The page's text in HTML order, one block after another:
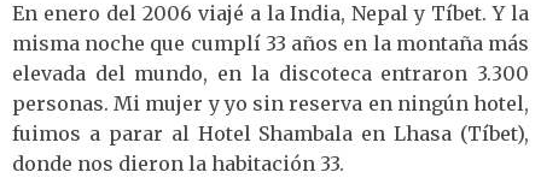
En enero del 2006 viajé a la India, Nepal y Tíbet. Y la
misma noche que cumplí 33 años en la montaña más
elevada del mundo, en la discoteca entraron 3.300
personas. Mi mujer y yo sin reserva en ningún hotel,
fuimos a parar al Hotel Shambala en Lhasa (Tíbet),
donde nos dieron la habitación 33.